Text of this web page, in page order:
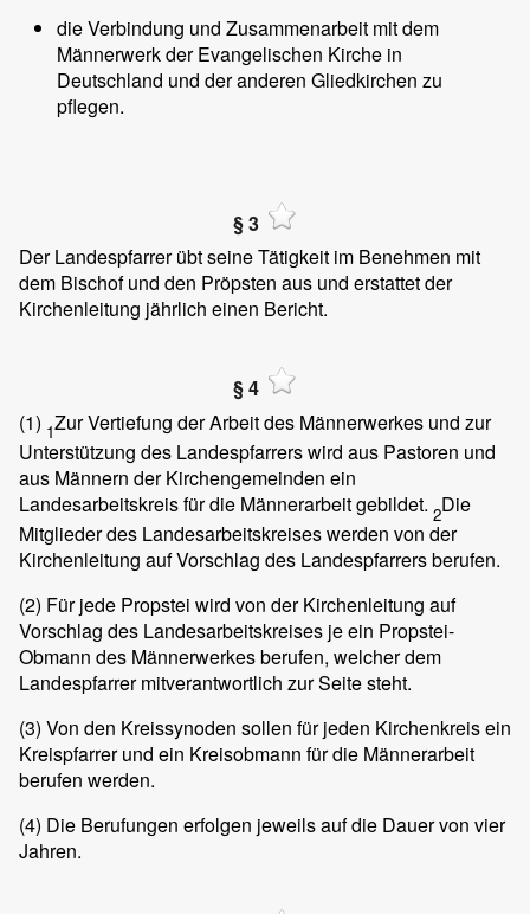
die Verbindung und Zusammenarbeit mit dem
Männerwerk der Evangelischen Kirche in
Deutschland und der anderen Gliedkirchen zu
pflegen.
§ 3
Der Landespfarrer übt seine Tätigkeit im Benehmen mit
dem Bischof und den Pröpsten aus und erstattet der
Kirchenleitung jährlich einen Bericht.
§ 4
(1) 1Zur Vertiefung der Arbeit des Männerwerkes und zur
Unterstützung des Landespfarrers wird aus Pastoren und
aus Männern der Kirchengemeinden ein
Landesarbeitskreis für die Männerarbeit gebildet. 2Die
Mitglieder des Landesarbeitskreises werden von der
Kirchenleitung auf Vorschlag des Landespfarrers berufen.
(2) Für jede Propstei wird von der Kirchenleitung auf
Vorschlag des Landesarbeitskreises je ein Propstei-
Obmann des Männerwerkes berufen, welcher dem
Landespfarrer mitverantwortlich zur Seite steht.
(3) Von den Kreissynoden sollen für jeden Kirchenkreis ein
Kreispfarrer und ein Kreisobmann für die Männerarbeit
berufen werden.
(4) Die Berufungen erfolgen jeweils auf die Dauer von vier
Jahren.